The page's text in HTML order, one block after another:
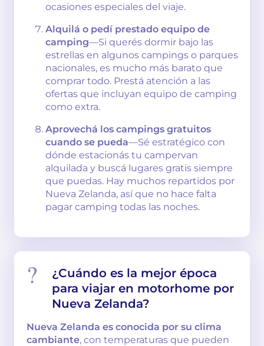
ocasiones especiales del viaje.
Alquilá o pedí prestado equipo de
camping—Si querés dormir bajo las
estrellas en algunos campings o parques
nacionales, es mucho más barato que
comprar todo. Prestá atención a las
ofertas que incluyan equipo de camping
como extra.
Aprovechá los campings gratuitos
cuando se pueda—Sé estratégico con
dónde estacionás tu campervan
alquilada y buscá lugares gratis siempre
que puedas. Hay muchos repartidos por
Nueva Zelanda, así que no hace falta
pagar camping todas las noches.
¿Cuándo es la mejor época
para viajar en motorhome por
Nueva Zelanda?
Nueva Zelanda es conocida por su clima
cambiante, con temperaturas que pueden